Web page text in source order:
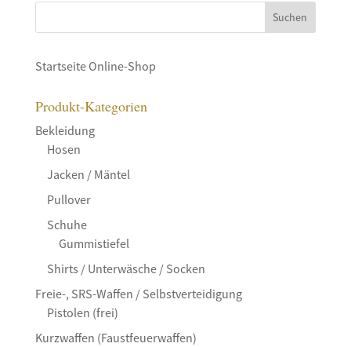
Startseite Online-Shop
Produkt-Kategorien
Bekleidung
Hosen
Jacken / Mäntel
Pullover
Schuhe
Gummistiefel
Shirts / Unterwäsche / Socken
Freie-, SRS-Waffen / Selbstverteidigung
Pistolen (frei)
Kurzwaffen (Faustfeuerwaffen)